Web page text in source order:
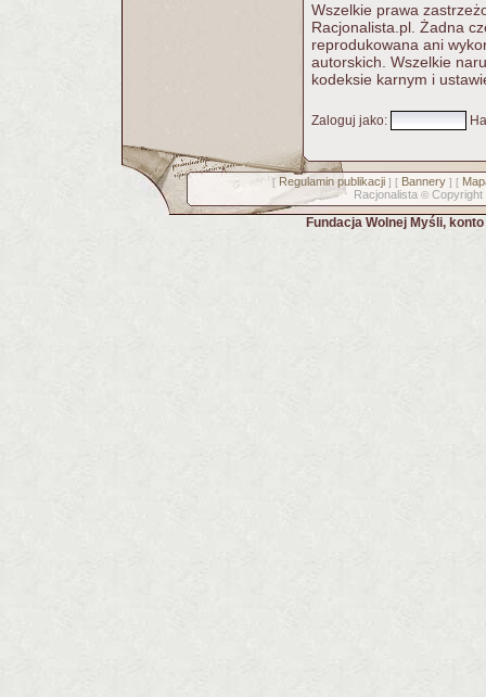
Wszelkie prawa
Racjonalista.pl. Żadna
reprodukowana ani
autorskich. Wszelkie
kodeksie karnym i
Zaloguj jako:
[ Regulamin publikacji] [ Bannery] [
Racjonalista © Copyright
Fundacja Wolnej Myśli,